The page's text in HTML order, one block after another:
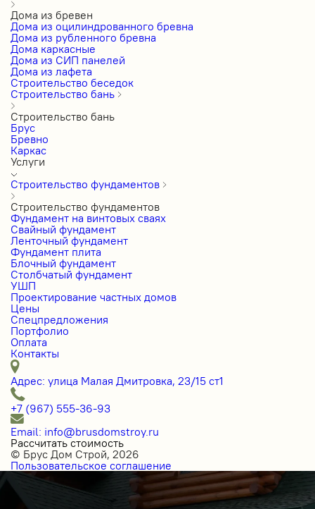
Дома из бревен
Дома из оцилиндрованного бревна
Дома из рубленного бревна
Дома каркасные
Дома из СИП панелей
Дома из лафета
Строительство беседок
Строительство бань
Строительство бань
Брус
Бревно
Каркас
Услуги
Строительство фундаментов
Строительство фундаментов
Фундамент на винтовых сваях
Свайный фундамент
Ленточный фундамент
Фундамент плита
Блочный фундамент
Столбчатый фундамент
УШП
Проектирование частных домов
Цены
Спецпредложения
Портфолио
Оплата
Контакты
Адрес: улица Малая Дмитровка, 23/15 ст1
+7 (967) 555-36-93
Email: info@brusdomstroy.ru
Рассчитать стоимость
© Брус Дом Строй, 2026
Пользовательское соглашение